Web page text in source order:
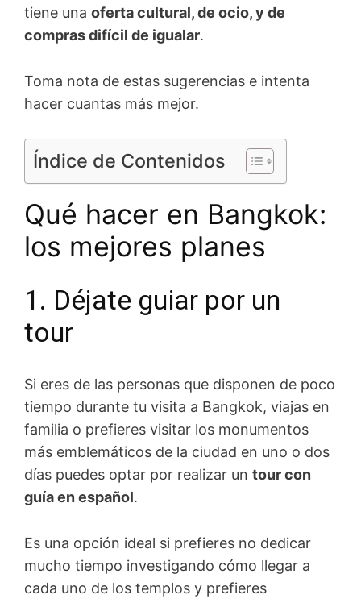
tiene una oferta cultural, de ocio, y de
compras difícil de igualar.
Toma nota de estas sugerencias e intenta
hacer cuantas más mejor.
Índice de Contenidos
Qué hacer en Bangkok:
los mejores planes
1. Déjate guiar por un
tour
Si eres de las personas que disponen de poco
tiempo durante tu visita a Bangkok, viajas en
familia o prefieres visitar los monumentos
más emblemáticos de la ciudad en uno o dos
días puedes optar por realizar un tour con
guía en español.
Es una opción ideal si prefieres no dedicar
mucho tiempo investigando cómo llegar a
cada uno de los templos y prefieres